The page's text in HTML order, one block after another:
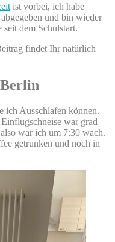
ist vorbei, ich habe
und bin wieder
seit dem Schulstart.
findet Ihr natürlich
ich Ausschlafen können.
war grad
war ich um 7:30 wach.
getrunken und noch in